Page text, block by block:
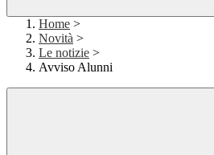
Home >
Novità >
Le notizie >
Avviso Alunni